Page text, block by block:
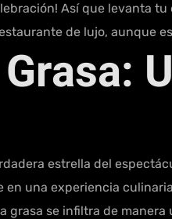
Así que levanta
de lujo, aunque
estrella del
una experiencia
grasa se infiltra de